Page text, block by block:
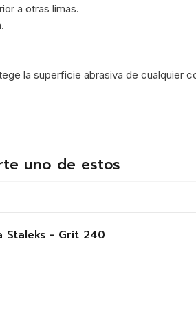
a otras limas.
la superficie abrasiva de cualquier
uno de estos
Staleks - Grit 240